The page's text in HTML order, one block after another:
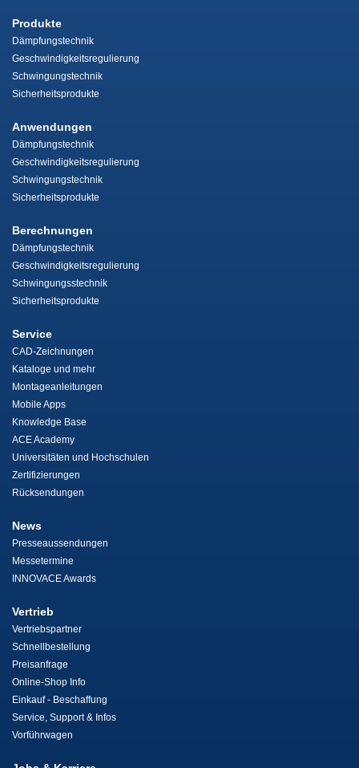
Produkte
Dämpfungstechnik
Geschwindigkeitsregulierung
Schwingungstechnik
Sicherheitsprodukte
Anwendungen
Dämpfungstechnik
Geschwindigkeitsregulierung
Schwingungstechnik
Sicherheitsprodukte
Berechnungen
Dämpfungstechnik
Geschwindigkeitsregulierung
Schwingungsstechnik
Sicherheitsprodukte
Service
CAD-Zeichnungen
Kataloge und mehr
Montageanleitungen
Mobile Apps
Knowledge Base
ACE Academy
Universitäten und Hochschulen
Zertifizierungen
Rücksendungen
News
Presseaussendungen
Messetermine
INNOVACE Awards
Vertrieb
Vertriebspartner
Schnellbestellung
Preisanfrage
Online-Shop Info
Einkauf - Beschaffung
Service, Support & Infos
Vorführwagen